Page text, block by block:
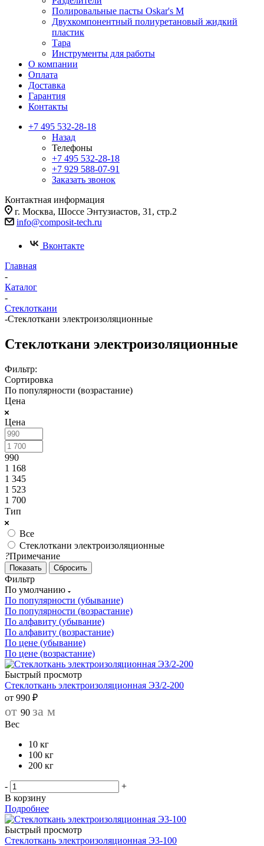
Полировальные пасты Oskar's M
Двухкомпонентный полиуретановый жидкий
пластик
Тара
Инструменты для работы
О компании
Оплата
Доставка
Гарантия
Контакты
+7 495 532-28-18
Назад
Телефоны
+7 495 532-28-18
+7 929 588-07-91
Заказать звонок
Контактная информация
г. Москва, Шоссе Энтузиастов, 31, стр.2
info@composit-tech.ru
Вконтакте
Главная
-
Каталог
-
Стеклоткани
-Стеклоткани электроизоляционные
Стеклоткани электроизоляционные
Фильтр:
Сортировка
По популярности (возрастание)
Цена
Цена
990
1 168
1 345
1 523
1 700
Тип
Все
Стеклоткани электроизоляционные
?Примечание
Сбросить
Фильтр
По умолчанию
По популярности (убывание)
По популярности (возрастание)
По алфавиту (убывание)
По алфавиту (возрастание)
По цене (убывание)
По цене (возрастание)
Быстрый просмотр
Стеклоткань электроизоляционная ЭЗ/2-200
от 990 ₽
от 90 за м
Вес
10 кг
100 кг
200 кг
-
+
В корзину
Подробнее
Быстрый просмотр
Стеклоткань электроизоляционная Э3-100